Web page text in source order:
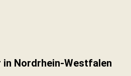
Nordrhein-Westfalen